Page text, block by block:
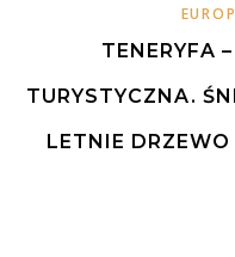
TENERYFA
TURYSTYCZNA.
LETNIE